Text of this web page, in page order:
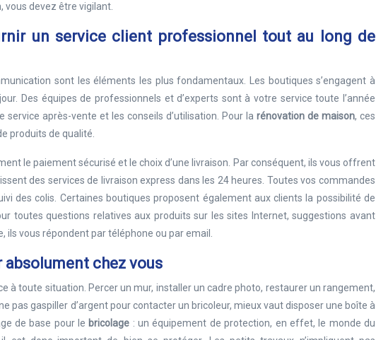
vous devez être vigilant.
un service client professionnel tout au long de
sont les éléments les plus fondamentaux. Les boutiques s’engagent à
Des équipes de professionnels et d’experts sont à votre service toute l’année
après-vente et les conseils d’utilisation. Pour la rénovation de maison, ces
produits de qualité.
le paiement sécurisé et le choix d’une livraison. Par conséquent, ils vous offrent
des services de livraison express dans les 24 heures. Toutes vos commandes
des colis. Certaines boutiques proposent également aux clients la possibilité de
toutes questions relatives aux produits sur les sites Internet, suggestions avant
ils vous répondent par téléphone ou par email.
absolument chez vous
à toute situation. Percer un mur, installer un cadre photo, restaurer un rangement,
pas gaspiller d’argent pour contacter un bricoleur, mieux vaut disposer une boîte à
de base pour le bricolage : un équipement de protection, en effet, le monde du